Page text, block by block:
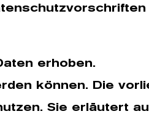
erhoben.
können. Die
Sie erläutert